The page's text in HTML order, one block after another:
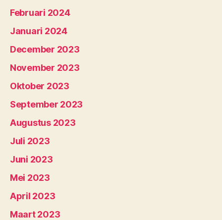
Februari 2024
Januari 2024
December 2023
November 2023
Oktober 2023
September 2023
Augustus 2023
Juli 2023
Juni 2023
Mei 2023
April 2023
Maart 2023